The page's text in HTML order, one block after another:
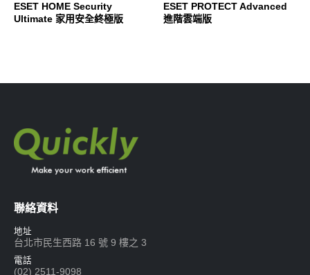
ESET HOME Security
Ultimate 家用安全終極版
ESET PROTECT Advanced
進階雲端版
聯絡資料
地址
台北市民生西路 16 號 9 樓之 3
電話
(02) 2511-9098